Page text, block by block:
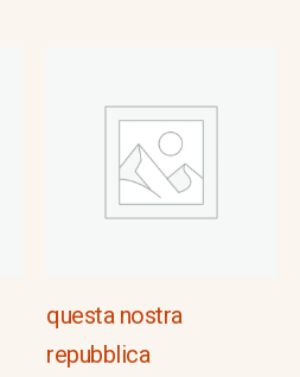
questa nostra
repubblica